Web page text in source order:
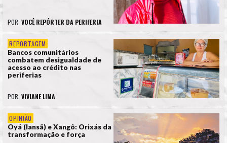
POR VOCÊ REPÓRTER DA PERIFERIA
REPORTAGEM
Bancos comunitários
combatem desigualdade de
acesso ao crédito nas
periferias
POR VIVIANE LIMA
OPINIÃO
Oyá (Iansã) e Xangô: Orixás da
transformação e força